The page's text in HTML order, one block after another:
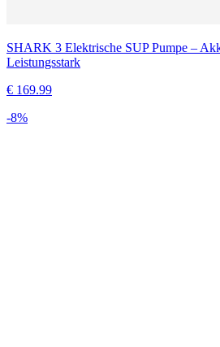
SHARK 3 Elektrische SUP Pumpe –
Leistungsstark
€ 169.99
-8%